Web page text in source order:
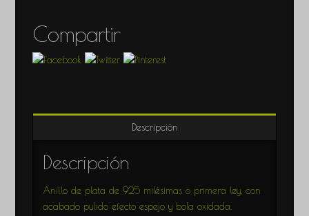
Compartir
Descripción
Descripción
Anillo de plata de 925 milésimas o primera ley, con
acabado pulido efecto espejo y bola oxidada.